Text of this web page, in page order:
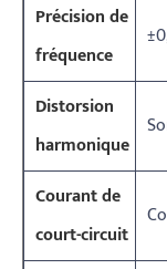
Précision de
fréquence
Distorsion
harmonique
Courant de
court-circuit